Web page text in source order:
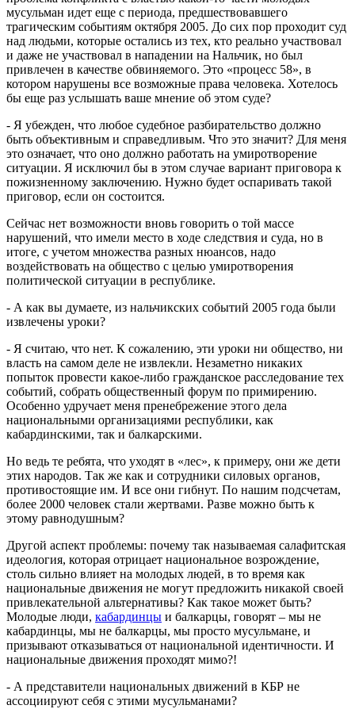
мусульман идет еще с периода, предшествовавшего
трагическим событиям октября 2005. До сих пор проходит суд
над людьми, которые остались из тех, кто реально участвовал
и даже не участвовал в нападении на Нальчик, но был
привлечен в качестве обвиняемого. Это «процесс 58», в
котором нарушены все возможные права человека. Хотелось
бы еще раз услышать ваше мнение об этом суде?
- Я убежден, что любое судебное разбирательство должно
быть объективным и справедливым. Что это значит? Для меня
это означает, что оно должно работать на умиротворение
ситуации. Я исключил бы в этом случае вариант приговора к
пожизненному заключению. Нужно будет оспаривать такой
приговор, если он состоится.
Сейчас нет возможности вновь говорить о той массе
нарушений, что имели место в ходе следствия и суда, но в
итоге, с учетом множества разных нюансов, надо
воздействовать на общество с целью умиротворения
политической ситуации в республике.
- А как вы думаете, из нальчикских событий 2005 года были
извлечены уроки?
- Я считаю, что нет. К сожалению, эти уроки ни общество, ни
власть на самом деле не извлекли. Незаметно никаких
попыток провести какое-либо гражданское расследование тех
событий, собрать общественный форум по примирению.
Особенно удручает меня пренебрежение этого дела
национальными организациями республики, как
кабардинскими, так и балкарскими.
Но ведь те ребята, что уходят в «лес», к примеру, они же дети
этих народов. Так же как и сотрудники силовых органов,
противостоящие им. И все они гибнут. По нашим подсчетам,
более 2000 человек стали жертвами. Разве можно быть к
этому равнодушным?
Другой аспект проблемы: почему так называемая салафитская
идеология, которая отрицает национальное возрождение,
столь сильно влияет на молодых людей, в то время как
национальные движения не могут предложить никакой своей
привлекательной альтернативы? Как такое может быть?
Молодые люди, кабардинцы и балкарцы, говорят – мы не
кабардинцы, мы не балкарцы, мы просто мусульмане, и
призывают отказываться от национальной идентичности. И
национальные движения проходят мимо?!
- А представители национальных движений в КБР не
ассоциируют себя с этими мусульманами?